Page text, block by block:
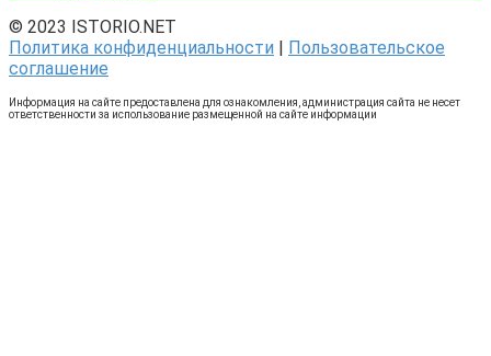
© 2023 ISTORIO.NET
Политика конфиденциальности | Пользовательское
соглашение
Информация на сайте предоставлена для ознакомления, администрация сайта не несет
ответственности за использование размещенной на сайте информации